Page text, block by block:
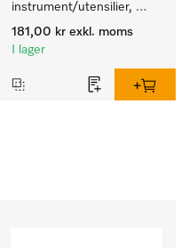
instrument/utensilier,
biokompatibelt.
181,00 kr exkl. moms
I lager